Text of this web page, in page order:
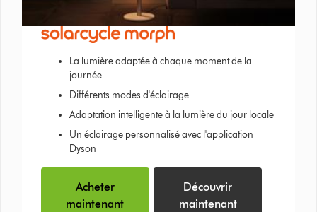
La lumière adaptée à chaque moment de la
journée
Différents modes d'éclairage
Adaptation intelligente à la lumière du jour locale
Un éclairage personnalisé avec l'application
Dyson
Acheter
maintenant
Découvrir
maintenant